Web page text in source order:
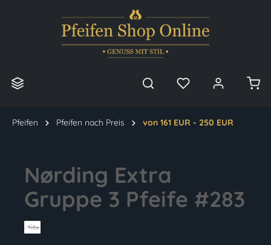
Pfeifen Pfeifen nach Preis von 161 EUR - 250 EUR
Nørding Extra
Gruppe 3 Pfeife #283